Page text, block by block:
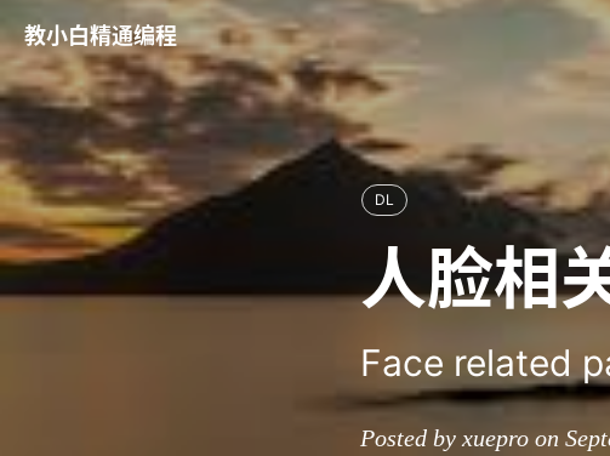
教小白精通编程
DL
人脸相
Face related
Posted by xuepro on